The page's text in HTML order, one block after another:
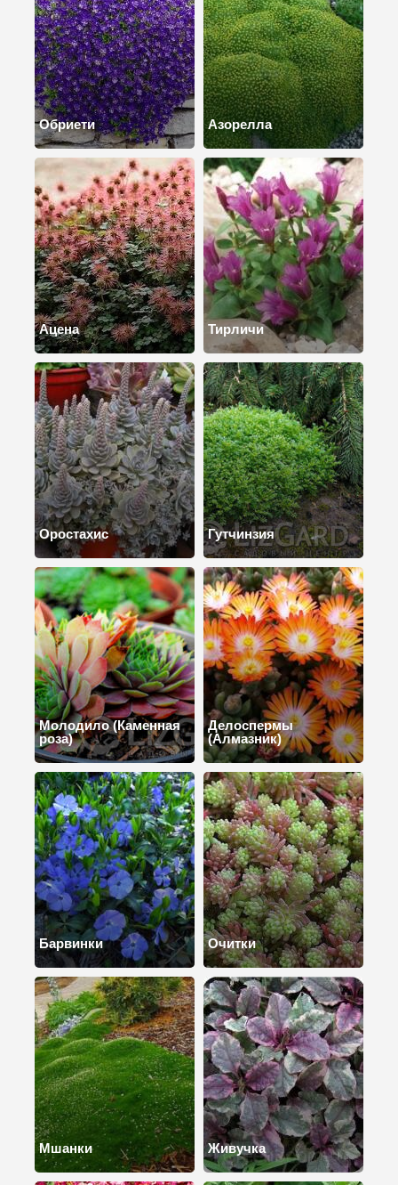
Обриети Азорелла
Ацена Тирличи
Оростахис Гутчинзия
Молодило (Каменная
роза)
Делоспермы
(Алмазник)
Барвинки Очитки
Мшанки Живучка